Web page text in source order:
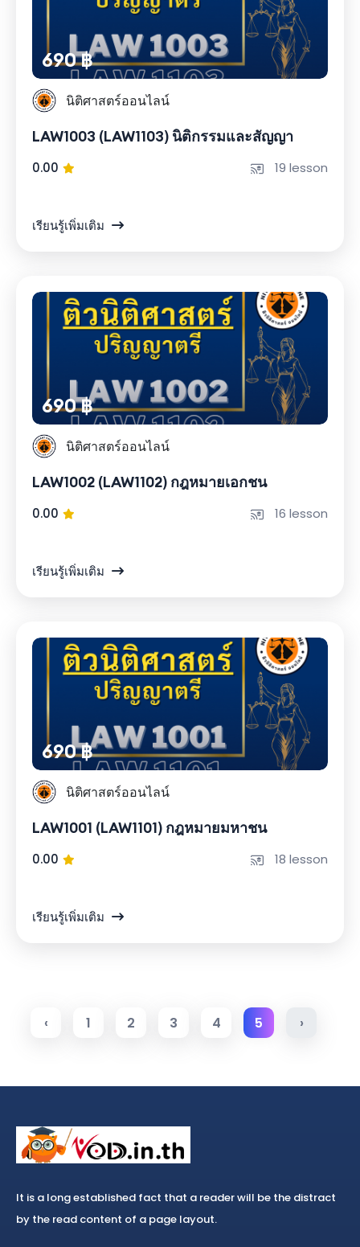
690 ฿
นิติศาสตร์ออนไลน์
LAW1003 (LAW1103) นิติกรรมและสัญญา
0.00 19 lesson
เรียนรู้เพิ่มเติม
690 ฿
นิติศาสตร์ออนไลน์
LAW1002 (LAW1102) กฎหมายเอกชน
0.00 16 lesson
เรียนรู้เพิ่มเติม
690 ฿
นิติศาสตร์ออนไลน์
LAW1001 (LAW1101) กฎหมายมหาชน
0.00 18 lesson
เรียนรู้เพิ่มเติม
‹ 1 2 3 4 5 ›
It is a long established fact that a reader will be the distract
by the read content of a page layout.